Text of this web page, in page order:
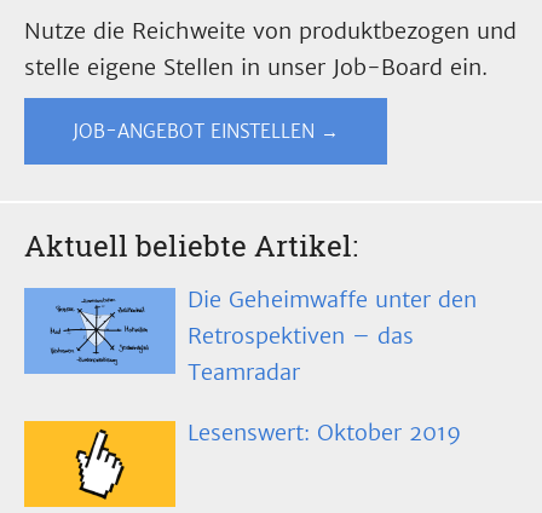
Nutze die Reichweite von produktbezogen und
stelle eigene Stellen in unser Job-Board ein.
JOB-ANGEBOT EINSTELLEN →
Aktuell beliebte Artikel:
Die Geheimwaffe unter den
Retrospektiven – das
Teamradar
Lesenswert: Oktober 2019